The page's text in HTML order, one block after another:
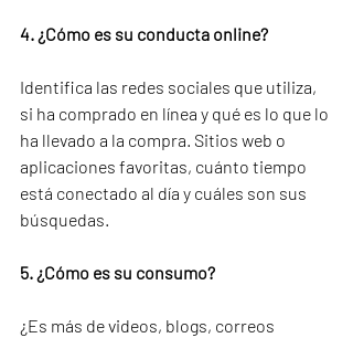
4. ¿Cómo es su conducta online?
Identifica las redes sociales que utiliza,
si ha comprado en línea y qué es lo que lo
ha llevado a la compra. Sitios web o
aplicaciones favoritas, cuánto tiempo
está conectado al día y cuáles son sus
búsquedas.
5. ¿Cómo es su consumo?
¿Es más de videos, blogs, correos